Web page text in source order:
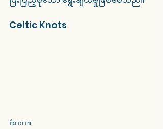
Celtic Knots
ที่มาภาพ: